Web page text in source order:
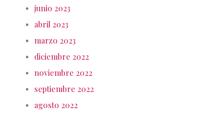
junio 2023
abril 2023
marzo 2023
diciembre 2022
noviembre 2022
septiembre 2022
agosto 2022